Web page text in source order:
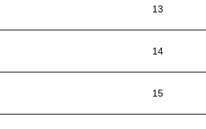
13
14
15